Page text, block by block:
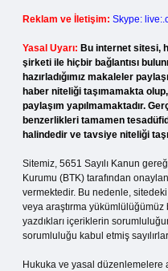
Reklam ve İletişim: Skype:
Yasal Uyarı: Bu internet sitesi,
şirketi ile hiçbir bağlantısı
hazırladığımız makaleler
haber niteliği taşımamakta
paylaşım yapılmamaktadır.
benzerlikleri tamamen
halindedir ve tavsiye niteliği
Sitemiz, 5651 Sayılı Kanun
Kurumu (BTK) tarafından
vermektedir. Bu nedenle,
veya araştırma
yazdıkları içeriklerin
sorumluluğu kabul etmiş
Hukuka ve yasal düzenlemelere